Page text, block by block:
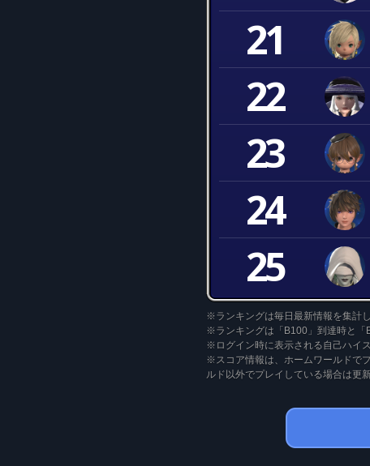
21
22
23
24
25
※ランキングは毎日最新情報を集計
※ランキングは「B100」到達時と「
※ログイン時に表示される自己ハイ
※スコア情報は、ホームワールドで
ルド以外でプレイしている場合は更